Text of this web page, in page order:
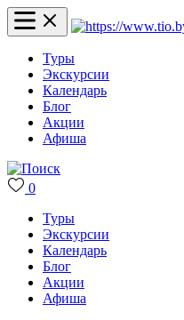
Туры
Экскурсии
Календарь
Блог
Акции
Афиша
0
Туры
Экскурсии
Календарь
Блог
Акции
Афиша